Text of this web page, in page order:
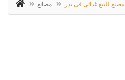
مصانع مصنع للبيع غذائى فى بدر